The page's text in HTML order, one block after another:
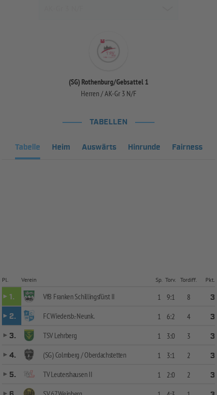
(SG) Rothenburg/Gebsattel 1
Herren / AK-Gr 3 N/F
TABELLEN
Tabelle Heim Auswärts Hinrunde Fairness
Pl. Verein Sp. Torv. Tordiff. Pkt.
1. VfB Franken Schillingsfürst II 1 9:1 8
3
2.
FC Wiedersb.-Neunk. 1 6:2 4
3
3.
TSV Lehrberg 1 3:0 3
3
4.
(SG) Colmberg / Oberdachstetten 1 3:1 2
3
5.
TV Leutershausen II 1 2:0 2
3